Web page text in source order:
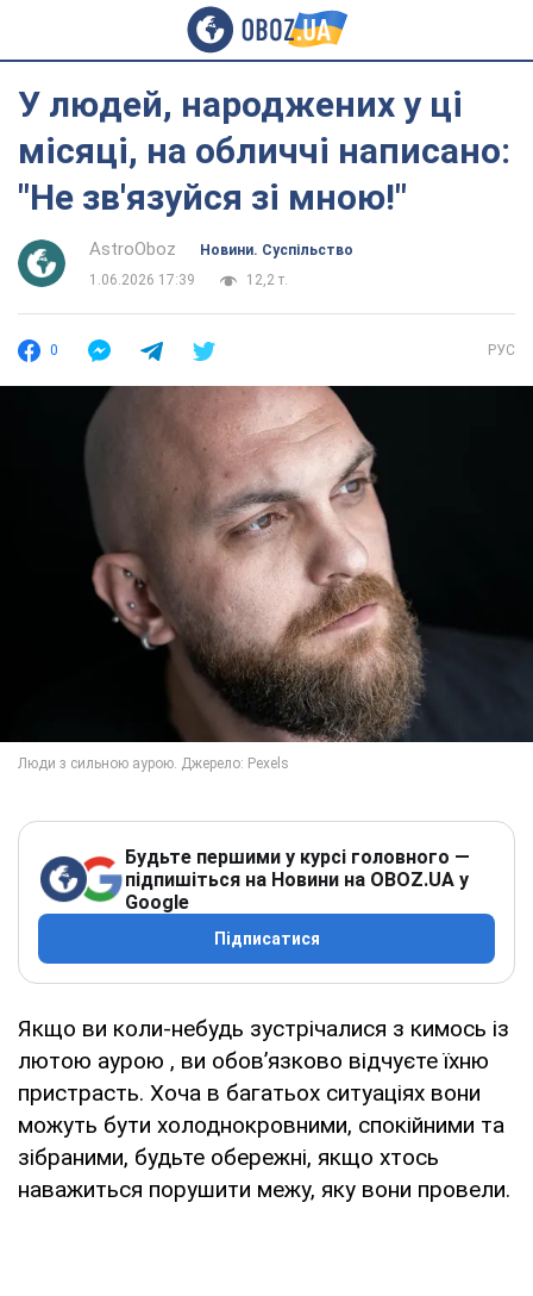
У людей, народжених у ці
місяці, на обличчі написано:
"Не зв'язуйся зі мною!"
AstroOboz
Новини. Суспільство
1.06.2026 17:39
12,2 т.
0 РУС
Будьте першими у курсі головного —
підпишіться на Новини на OBOZ.UA у
Google
Підписатися
Якщо ви коли-небудь зустрічалися з кимось із
лютою аурою , ви обов’язково відчуєте їхню
пристрасть. Хоча в багатьох ситуаціях вони
можуть бути холоднокровними, спокійними та
зібраними, будьте обережні, якщо хтось
наважиться порушити межу, яку вони провели.